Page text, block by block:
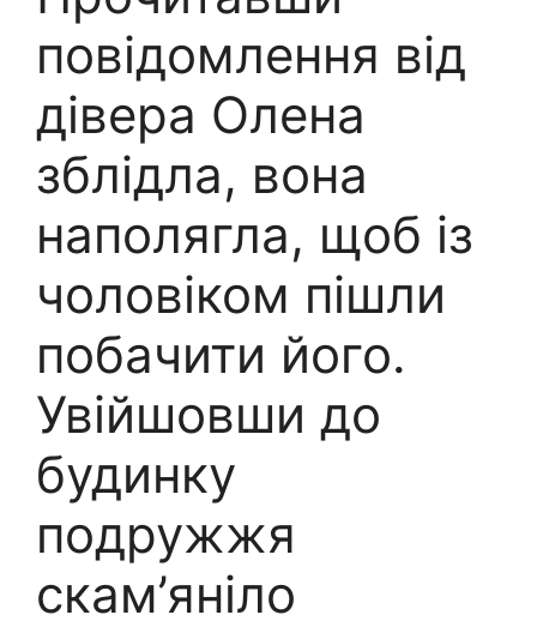
повідомлення від
дівера Олена
зблідла, вона
наполягла, щоб із
чоловіком пішли
побачити його.
Увійшовши до
будинку
подружжя
скам’яніло